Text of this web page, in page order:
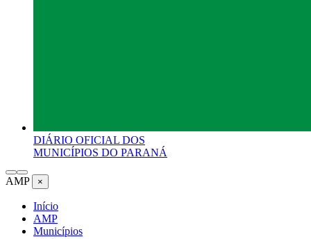
DIÁRIO OFICIAL DOS
MUNICÍPIOS DO PARANÁ
AMP ×
Início
AMP
Municípios